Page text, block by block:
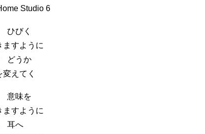
Studio 6
ひびく
すように
どうか
えてく
意味を
すように
耳へ